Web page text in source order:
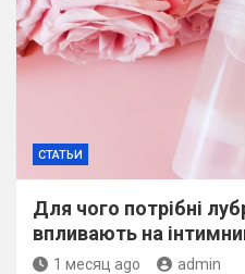
СТАТЬИ
Для чого потрібні
впливають на
1 месяц ago admin